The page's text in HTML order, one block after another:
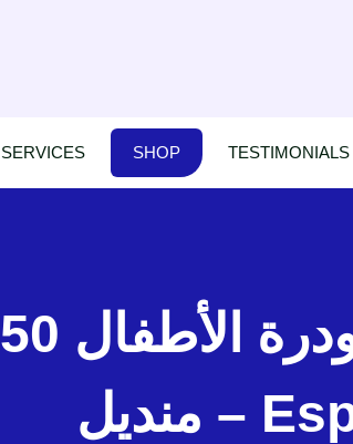
SERVICES SHOP TESTIMONIALS
إسبري مناديل للجراء بشرة حساسة برائحة بودرة الأطفال 50
منديل – Espree Wipes sensitive puppy Powder